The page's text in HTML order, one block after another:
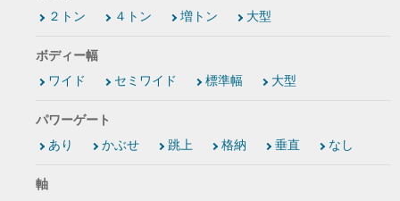
２トン
４トン 増トン 大型
ボディー幅
ワイド
セミワイド 標準幅 大型
パワーゲート
あり
かぶせ 跳上 格納 垂直 なし
軸